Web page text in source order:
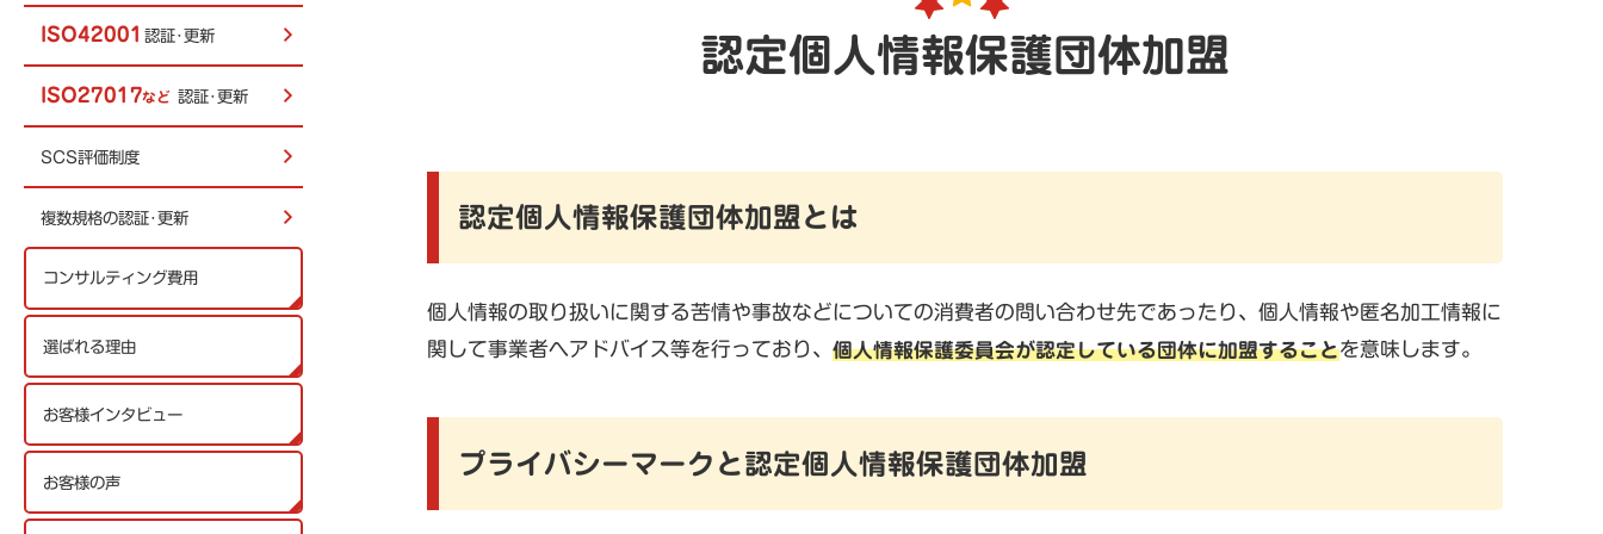
ISO42001 認証･更新
ISO27017など 認証･更新
SCS評価制度
複数規格の認証･更新
コンサルティング費用
選ばれる理由
お客様インタビュー
お客様の声
認定個人情報保護団体加盟
認定個人情報保護団体加盟とは
個人情報の取り扱いに関する苦情や事故などについての消費者の問い合わせ先であったり、個人情報や匿名加工情報に
関して事業者へアドバイス等を行っており、 個人情報保護委員会が認定している団体に加盟することを意味します。
プライバシーマークと認定個人情報保護団体加盟